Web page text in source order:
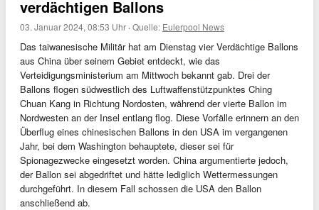
verdächtigen Ballons
03. Januar 2024, 08:53 Uhr ·Quelle: Eulerpool News
Das taiwanesische Militär hat am Dienstag vier Verdächtige Ballons
aus China über seinem Gebiet entdeckt, wie das
Verteidigungsministerium am Mittwoch bekannt gab. Drei der
Ballons flogen südwestlich des Luftwaffenstützpunktes Ching
Chuan Kang in Richtung Nordosten, während der vierte Ballon im
Nordwesten an der Insel entlang flog. Diese Vorfälle erinnern an den
Überflug eines chinesischen Ballons in den USA im vergangenen
Jahr, bei dem Washington behauptete, dieser sei für
Spionagezwecke eingesetzt worden. China argumentierte jedoch,
der Ballon sei abgedriftet und hätte lediglich Wettermessungen
durchgeführt. In diesem Fall schossen die USA den Ballon
anschließend ab.